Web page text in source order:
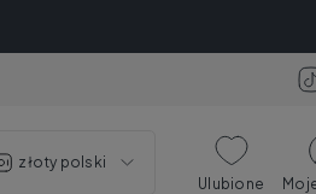
złoty polski
Ulubione